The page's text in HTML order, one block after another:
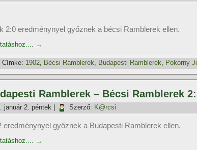
2:0 eredménynyel győznek a bécsi Ramblerek ellen.
→
Címke: 1902, Bécsi Ramblerek, Budapesti Ramblerek, Pokorny
Ramblerek – Bécsi Ramblerek
január 2. péntek Szerző: K@rcsi
eredménynyel győznek a Budapesti Ramblerek ellen.
→